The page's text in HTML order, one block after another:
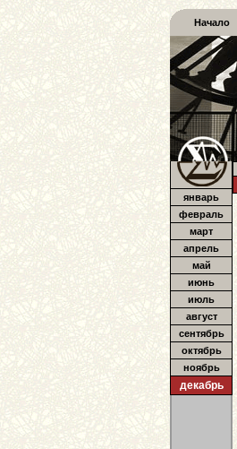
Начало
январь
февраль
март
апрель
май
июнь
июль
август
сентябрь
октябрь
ноябрь
декабрь